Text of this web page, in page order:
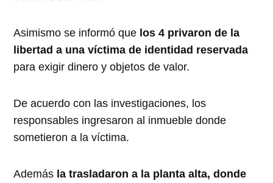
Asimismo se informó que los 4 privaron de la
libertad a una víctima de identidad reservada
para exigir dinero y objetos de valor.
De acuerdo con las investigaciones, los
responsables ingresaron al inmueble donde
sometieron a la víctima.
Además la trasladaron a la planta alta, donde